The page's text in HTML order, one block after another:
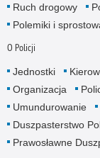
Ruch drogowy
Polemiki i
O Policji
Jednostki
Organizacja
Umundurowanie
Duszpasterstwo
Prawosławne